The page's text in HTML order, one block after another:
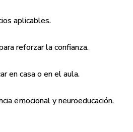
aplicables.
reforzar la confianza.
en casa o en el aula.
emocional y neuroeducación.